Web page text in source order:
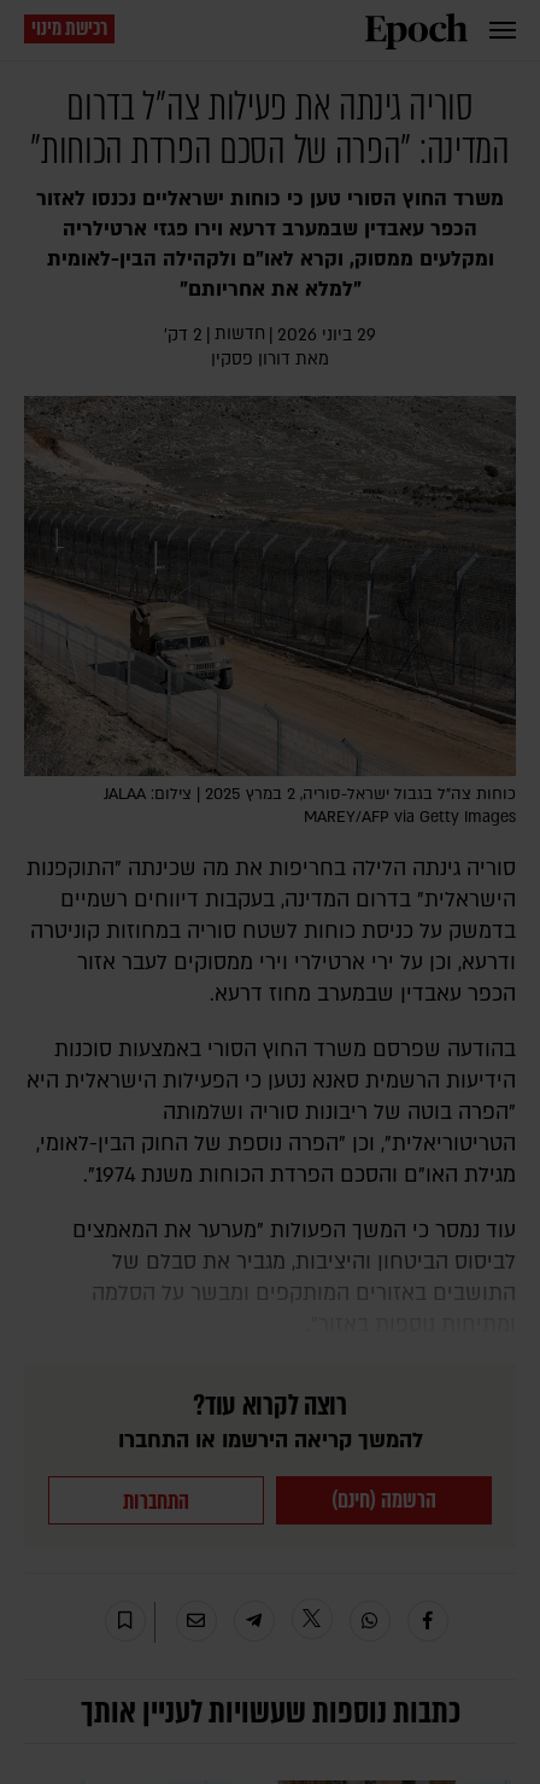
רכישת מינוי
סוריה גינתה את פעילות צה"ל בדרום
המדינה: "הפרה של הסכם הפרדת הכוחות"
משרד החוץ הסורי טען כי כוחות ישראליים נכנסו לאזור
הכפר עאבדין שבמערב דרעא וירו פגזי ארטילריה
ומקלעים ממסוק, וקרא לאו"ם ולקהילה הבין-לאומית
"למלא את אחריותם"
29 ביוני 2026 | חדשות | 2 דק׳
מאת דורון פסקין
כוחות צה"ל בגבול ישראל-סוריה, 2 במרץ 2025 | צילום: JALAA
MAREY/AFP via Getty Images
סוריה גינתה הלילה בחריפות את מה שכינתה "התוקפנות
הישראלית" בדרום המדינה, בעקבות דיווחים רשמיים
בדמשק על כניסת כוחות לשטח סוריה במחוזות קוניטרה
ודרעא, וכן על ירי ארטילרי וירי ממסוקים לעבר אזור
הכפר עאבדין שבמערב מחוז דרעא.
בהודעה שפרסם משרד החוץ הסורי באמצעות סוכנות
הידיעות הרשמית סאנא נטען כי הפעילות הישראלית היא
"הפרה בוטה של ריבונות סוריה ושלמותה
הטריטוריאלית", וכן "הפרה נוספת של החוק הבין-לאומי,
מגילת האו"ם והסכם הפרדת הכוחות משנת 1974".
עוד נמסר כי המשך הפעולות "מערער את המאמצים
לביסוס הביטחון והיציבות, מגביר את סבלם של
התושבים באזורים המותקפים ומבשר על הסלמה
רוצה לקרוא עוד?
להמשך קריאה הירשמו או התחברו
הרשמה (חינם) התחברות
כתבות נוספות שעשויות לעניין אותך